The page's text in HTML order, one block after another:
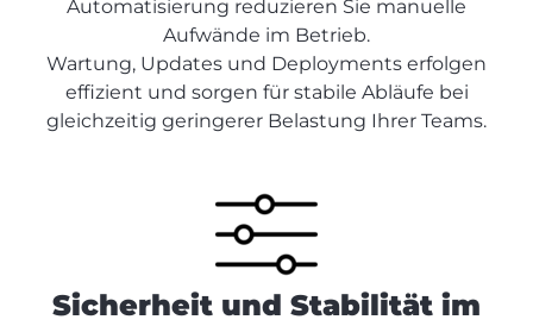
Automatisierung reduzieren Sie manuelle
Aufwände im Betrieb.
Wartung, Updates und Deployments erfolgen
effizient und sorgen für stabile Abläufe bei
gleichzeitig geringerer Belastung Ihrer Teams.
Sicherheit und Stabilität im